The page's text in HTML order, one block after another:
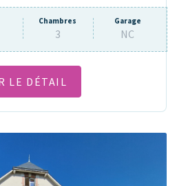
Chambres
3
Garage
NC
LE DÉTAIL